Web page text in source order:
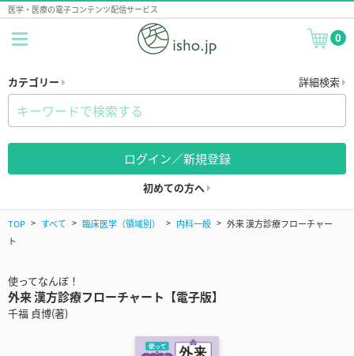
医学・医療の電子コンテンツ配信サービス
0
カテゴリー 詳細検索
ログイン／新規登録
初めての方へ
TOP すべて 臨床医学（領域別） 内科一般
外来 漢方診療フローチャー
ト
使ってなんぼ！
外来 漢方診療フローチャート【電子版】
千福 貞博(著)